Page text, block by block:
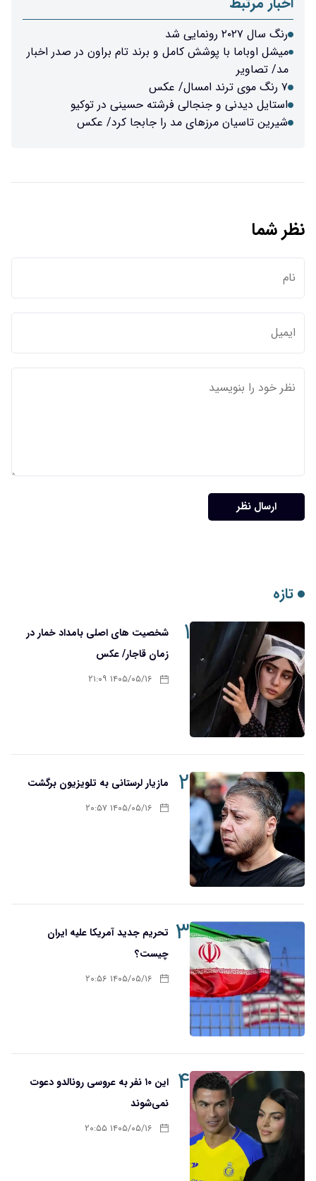
رنگ سال ۲۰۲۷ رونمایی شد
میشل اوباما با پوشش کامل و برند تام براون در صدر اخبار
مد/ تصاویر
۷ رنگ موی ترند امسال/ عکس
استایل دیدنی و جنجالی‌ فرشته حسینی در توکیو
شیرین تاسیان مرزهای مد را جابجا کرد/ عکس
نظر شما
ارسال نظر
تازه
۱
شخصیت های اصلی بامداد خمار در
زمان قاجار/ عکس
۱۴۰۵/۰۵/۱۶ ۲۱:۰۹
۲ مازیار لرستانی به تلویزیون برگشت
۱۴۰۵/۰۵/۱۶ ۲۰:۵۷
۳ تحریم‌ جدید آمریکا علیه ایران
چیست؟
۱۴۰۵/۰۵/۱۶ ۲۰:۵۶
۴
این ۱۰ نفر به عروسی رونالدو دعوت
نمی‌شوند
۱۴۰۵/۰۵/۱۶ ۲۰:۵۵